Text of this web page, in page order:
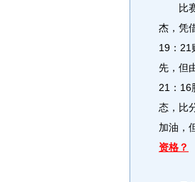
比赛
杰，凭
19：21
先，但
21：16
态，比
加油，
资格？